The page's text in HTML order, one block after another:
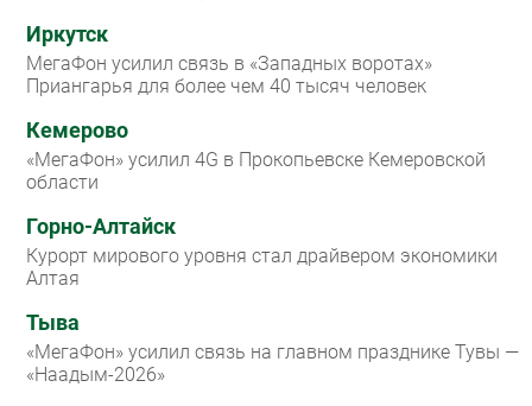
Иркутск
МегаФон усилил связь в «Западных воротах»
Приангарья для более чем 40 тысяч человек
Кемерово
«МегаФон» усилил 4G в Прокопьевске Кемеровской
области
Горно-Алтайск
Курорт мирового уровня стал драйвером экономики
Алтая
Тыва
«МегаФон» усилил связь на главном празднике Тувы —
«Наадым-2026»